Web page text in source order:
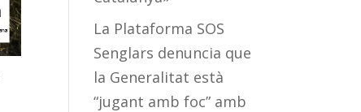
La Plataforma SOS
Senglars denuncia que
la Generalitat està
“jugant amb foc” amb